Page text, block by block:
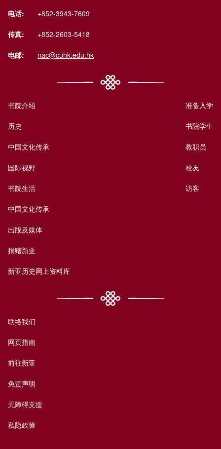
电话: +852-3943-7609
传真: +852-2603-5418
电邮: nac@cuhk.edu.hk
书院介绍
历史
中国文化传承
国际视野
书院生活
中国文化传承
出版及媒体
捐赠新亚
新亚历史网上资料库
准备入学
书院学生
教职员
校友
访客
联络我们
网页指南
前往新亚
免责声明
无障碍支援
私隐政策